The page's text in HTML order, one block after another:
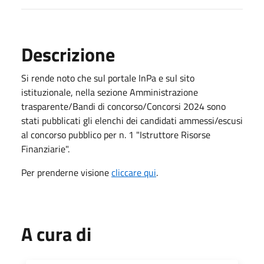
Descrizione
Si rende noto che sul portale InPa e sul sito
istituzionale, nella sezione Amministrazione
trasparente/Bandi di concorso/Concorsi 2024 sono
stati pubblicati gli elenchi dei candidati ammessi/escusi
al concorso pubblico per n. 1 "Istruttore Risorse
Finanziarie".
Per prenderne visionecliccare qui.
A cura di